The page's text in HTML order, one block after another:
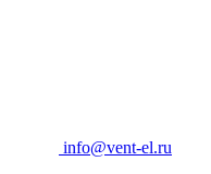
info@vent-el.ru